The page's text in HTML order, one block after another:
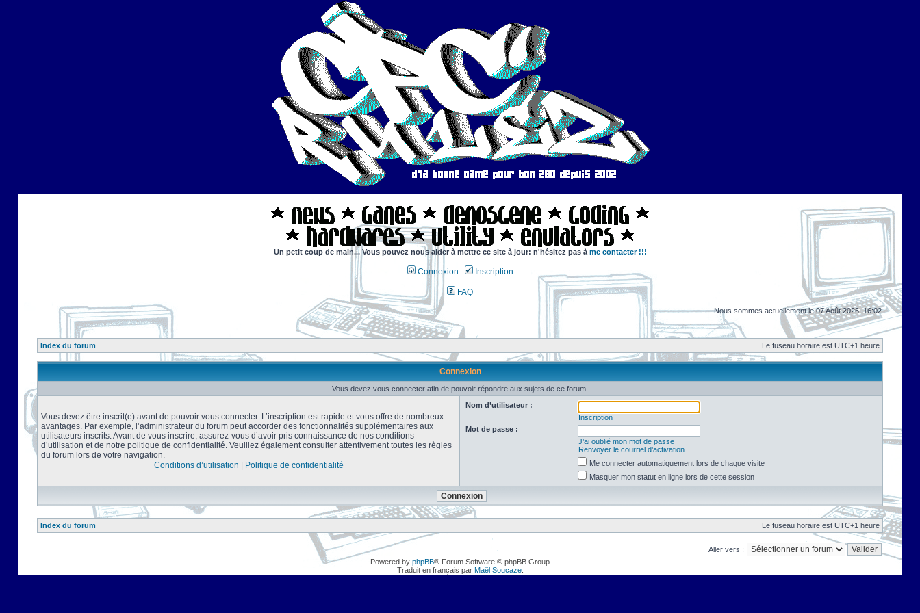
Un petit coup de main... Vous pouvez nous aider à mettre ce site à jour: n'hésitez pas à me contacter !!!
Connexion Inscription
FAQ
Nous sommes actuellement le 07 Août 2026, 16:02
Index du forum Le fuseau horaire est UTC+1 heure
Connexion
Vous devez vous connecter afin de pouvoir répondre aux sujets de ce forum.
Vous devez être inscrit(e) avant de pouvoir vous connecter. L’inscription est rapide et vous offre de nombreux
avantages. Par exemple, l’administrateur du forum peut accorder des fonctionnalités supplémentaires aux
utilisateurs inscrits. Avant de vous inscrire, assurez-vous d’avoir pris connaissance de nos conditions
d’utilisation et de notre politique de confidentialité. Veuillez également consulter attentivement toutes les règles
du forum lors de votre navigation.
Conditions d’utilisation
Politique de confidentialité
Nom d’utilisateur :
Inscription
Mot de passe :
J’ai oublié mon mot de passe
Renvoyer le courriel d’activation
Me connecter automatiquement lors de chaque visite
Masquer mon statut en ligne lors de cette session
Index du forum Le fuseau horaire est UTC+1 heure
Aller vers :
Powered by phpBB® Forum Software © phpBB Group
Traduit en français par Maël Soucaze.